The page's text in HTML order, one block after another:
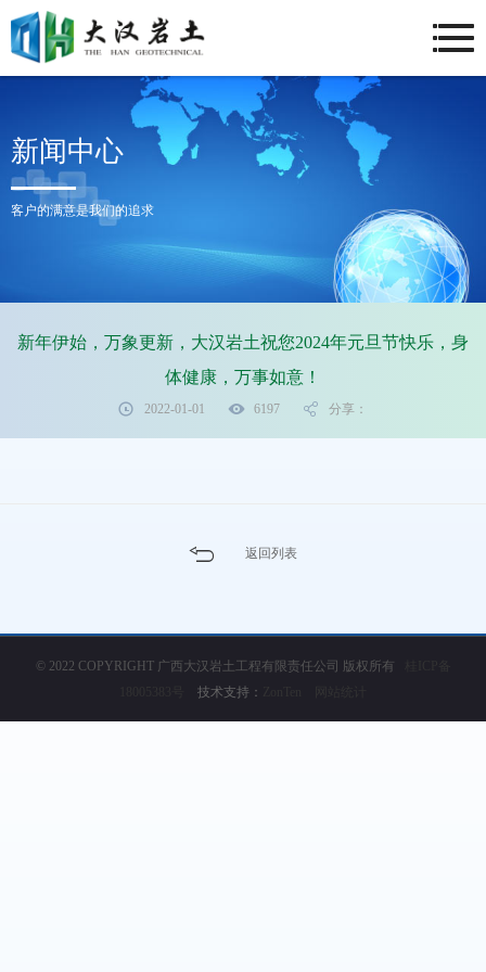
新闻中心
客户的满意是我们的追求
新年伊始，万象更新，大汉岩土祝您2024年元旦节快乐，身
体健康，万事如意！
2022-01-01 6197 分享：
返回列表
© 2022 COPYRIGHT 广西大汉岩土工程有限责任公司 版权所有
技术支持：